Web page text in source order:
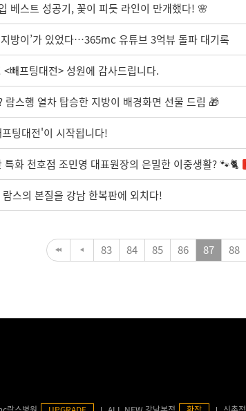
베스트 성공기, 꽃이 피듯 라인이 만개했다! 🌸
방이’가 있었다…365mc 유튜브 3억뷰 돌파 대기록
빼프팅대전> 성원에 감사드립니다.
람스행 열차 탑승한 지방이 배경화면 선물 드림 🎁
팅대전'이 시작됩니다!
화 천호점 조민영 대표원장의 은밀한 이중생활? 🐾🐈
스의 본질을 강남 한복판에 외치다!
83 84 85 86 87 88